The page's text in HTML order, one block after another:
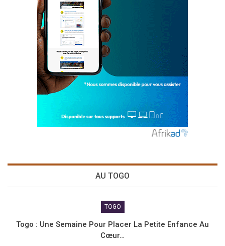
AU TOGO
TOGO
Togo : Une Semaine Pour Placer La Petite Enfance Au
Cœur…